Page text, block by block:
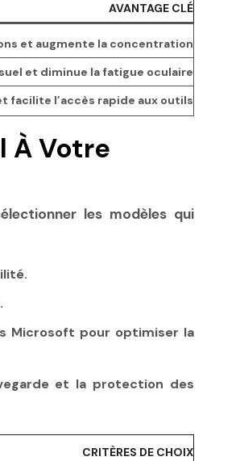
AVANTAGE CLÉ
et augmente la concentration
et diminue la fatigue oculaire
facilite l’accès rapide aux outils
À Votre
les modèles qui
Microsoft pour optimiser la
et la protection des
CRITÈRES DE CHOIX